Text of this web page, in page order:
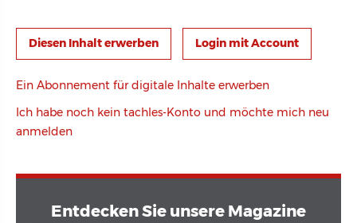
Login mit Account
Ein Abonnement für digitale Inhalte erwerben
Ich habe noch kein tachles-Konto und möchte mich neu
anmelden
Entdecken Sie unsere Magazine